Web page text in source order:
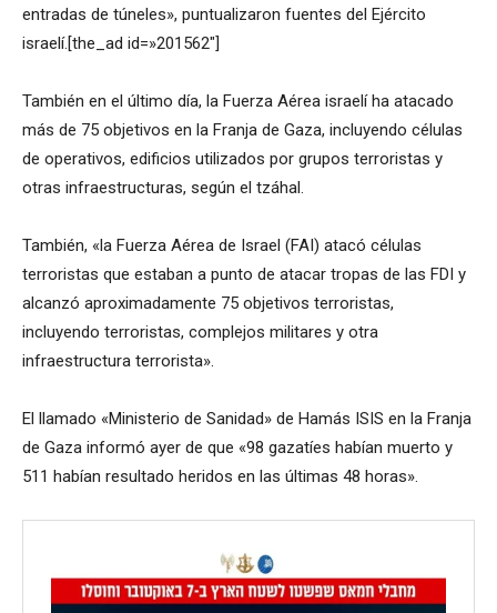
entradas de túneles», puntualizaron fuentes del Ejército
israelí.[the_ad id=»201562″]
También en el último día, la Fuerza Aérea israelí ha atacado
más de 75 objetivos en la Franja de Gaza, incluyendo células
de operativos, edificios utilizados por grupos terroristas y
otras infraestructuras, según el tzáhal.
También, «la Fuerza Aérea de Israel (FAI) atacó células
terroristas que estaban a punto de atacar tropas de las FDI y
alcanzó aproximadamente 75 objetivos terroristas,
incluyendo terroristas, complejos militares y otra
infraestructura terrorista».
El llamado «Ministerio de Sanidad» de Hamás ISIS en la Franja
de Gaza informó ayer de que «98 gazatíes habían muerto y
511 habían resultado heridos en las últimas 48 horas».